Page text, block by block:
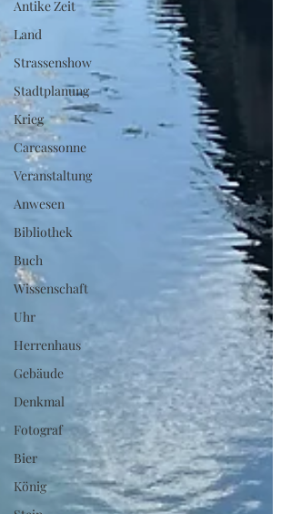
Antike Zeit
Land
Strassenshow
Stadtplanung
Krieg
Carcassonne
Veranstaltung
Anwesen
Bibliothek
Buch
Wissenschaft
Uhr
Herrenhaus
Gebäude
Denkmal
Fotograf
Bier
König